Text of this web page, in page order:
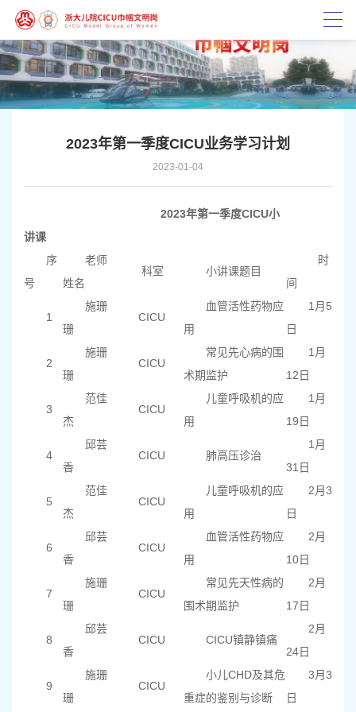
2023年第一季度CICU业务学习计划
2023-01-04
2023年第一季度CICU小
讲课
序
号
老师
姓名
科室 小讲课题目
时
间
1
施珊
珊
CICU
血管活性药物应
用
1月5
日
2
施珊
珊
CICU
常见先心病的围
术期监护
1月
12日
3
范佳
杰
CICU
儿童呼吸机的应
用
1月
19日
4
邱芸
香
CICU 肺高压诊治
1月
31日
5
范佳
杰
CICU
儿童呼吸机的应
用
2月3
日
6
邱芸
香
CICU
血管活性药物应
用
2月
10日
7
施珊
珊
CICU
常见先天性病的
围术期监护
2月
17日
8
邱芸
香
CICU CICU镇静镇痛
2月
24日
9
施珊
珊
CICU
小儿CHD及其危
重症的鉴别与诊断
3月3
日